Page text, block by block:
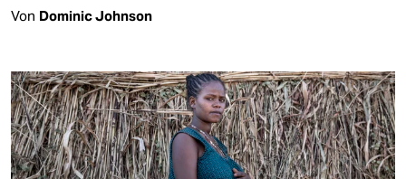
Von Dominic Johnson